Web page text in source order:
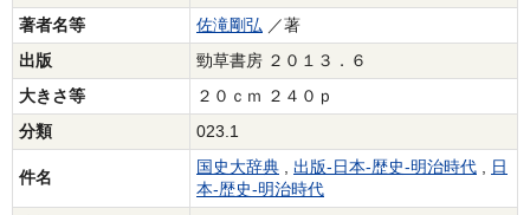
著者名等
佐滝剛弘 ／著
出版
勁草書房 ２０１３．６
大きさ等
２０ｃｍ ２４０ｐ
分類
023.1
件名
国史大辞典 , 出版‐日本‐歴史‐明治時代 , 日
本‐歴史‐明治時代